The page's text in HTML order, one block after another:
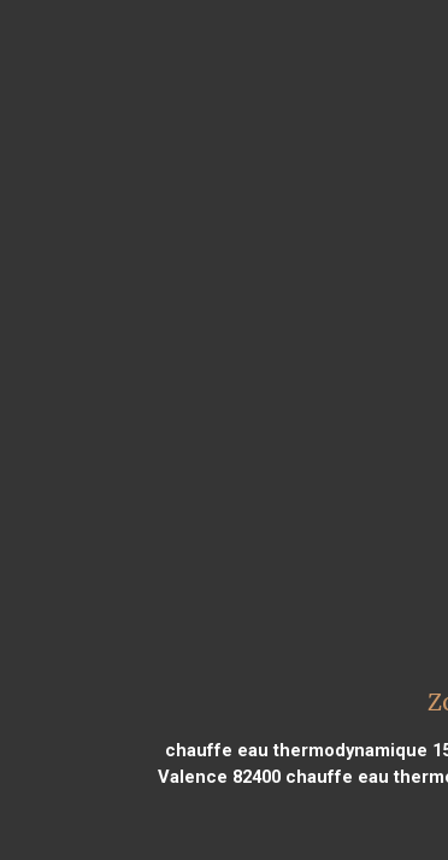
chauffe eau thermodynamique
Valence 82400chauffe eau